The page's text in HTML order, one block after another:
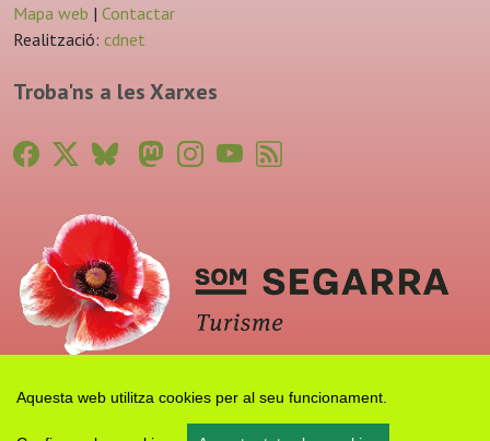
Aquesta web utilitza cookies per al seu funcionament.
Mapa web | Contactar
Realització: cdnet
Troba'ns a les Xarxes